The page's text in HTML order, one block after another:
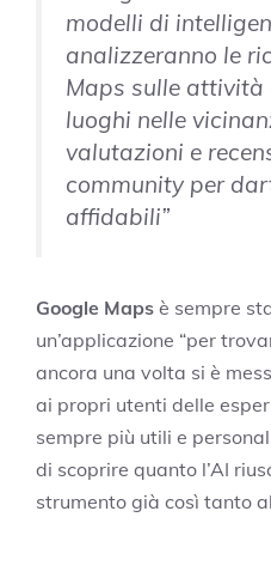
modelli di
analizzeranno le
Maps sulle attività
luoghi nelle
valutazioni e
community per
affidabili”
Google Maps è sempre
un’applicazione “per
ancora una volta si è
ai propri utenti delle
sempre più utili e
di scoprire quanto l’AI
strumento già così tanto